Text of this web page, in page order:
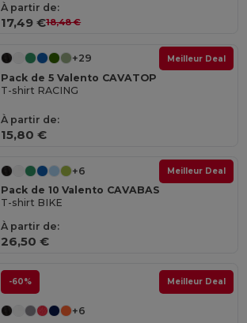
À partir de:
17,49 €18,48 €
Meilleur Deal
+29
Pack de 5 Valento CAVATOP
T-shirt RACING
À partir de:
15,80 €
Meilleur Deal
+6
Pack de 10 Valento CAVABAS
T-shirt BIKE
À partir de:
26,50 €
-60% Meilleur Deal
+6